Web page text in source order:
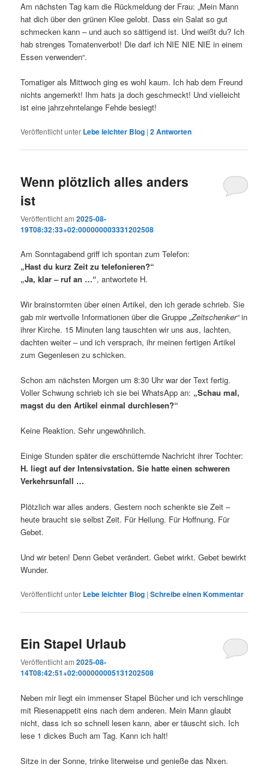
Am nächsten Tag kam die Rückmeldung der Frau: „Mein Mann
hat dich über den grünen Klee gelobt. Dass ein Salat so gut
schmecken kann – und auch so sättigend ist. Und weißt du? Ich
hab strenges Tomatenverbot! Die darf ich NIE NIE NIE in einem
Essen verwenden“.
Tomatiger als Mittwoch ging es wohl kaum. Ich hab dem Freund
nichts angemerkt! Ihm hats ja doch geschmeckt! Und vielleicht
ist eine jahrzehntelange Fehde besiegt!
Veröffentlicht unter Lebe leichter Blog |2Antworten
Wenn plötzlich alles anders
ist
Veröffentlicht am2025-08-
19T08:32:33+02:000000003331202508
Am Sonntagabend griff ich spontan zum Telefon:
„Hast du kurz Zeit zu telefonieren?“
„Ja, klar – ruf an …“, antwortete H.
Wir brainstormten über einen Artikel, den ich gerade schrieb. Sie
gab mir wertvolle Informationen über die Gruppe„Zeitschenker“in
ihrer Kirche. 15 Minuten lang tauschten wir uns aus, lachten,
dachten weiter – und ich versprach, ihr meinen fertigen Artikel
zum Gegenlesen zu schicken.
Schon am nächsten Morgen um 8:30 Uhr war der Text fertig.
Voller Schwung schrieb ich sie bei WhatsApp an: „Schau mal,
magst du den Artikel einmal durchlesen?“
Keine Reaktion. Sehr ungewöhnlich.
Einige Stunden später die erschütternde Nachricht ihrer Tochter:
H. liegt auf der Intensivstation. Sie hatte einen schweren
Verkehrsunfall …
Plötzlich war alles anders. Gestern noch schenkte sie Zeit –
heute braucht sie selbst Zeit. Für Heilung. Für Hoffnung. Für
Gebet.
Und wir beten! Denn Gebet verändert. Gebet wirkt. Gebet bewirkt
Wunder.
Veröffentlicht unter Lebe leichter Blog |Schreibe einen Kommentar
Ein Stapel Urlaub
Veröffentlicht am2025-08-
14T08:42:51+02:000000005131202508
Neben mir liegt ein immenser Stapel Bücher und ich verschlinge
mit Riesenappetit eins nach dem anderen. Mein Mann glaubt
nicht, dass ich so schnell lesen kann, aber er täuscht sich. Ich
lese 1 dickes Buch am Tag. Kann ich halt!
Sitze in der Sonne, trinke literweise und genieße das Nixen.